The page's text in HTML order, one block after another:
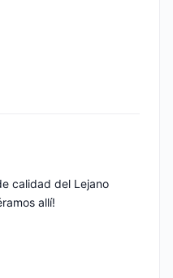
calidad del Lejano
allí!